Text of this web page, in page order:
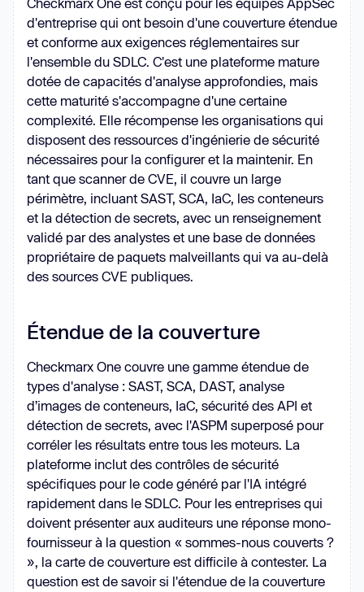
d'entreprise qui ont besoin d'une couverture étendue
et conforme aux exigences réglementaires sur
l'ensemble du SDLC. C'est une plateforme mature
dotée de capacités d'analyse approfondies, mais
cette maturité s'accompagne d'une certaine
complexité. Elle récompense les organisations qui
disposent des ressources d'ingénierie de sécurité
nécessaires pour la configurer et la maintenir. En
tant que scanner de CVE, il couvre un large
périmètre, incluant SAST, SCA, IaC, les conteneurs
et la détection de secrets, avec un renseignement
validé par des analystes et une base de données
propriétaire de paquets malveillants qui va au-delà
des sources CVE publiques.
Étendue de la couverture
Checkmarx One couvre une gamme étendue de
types d'analyse : SAST, SCA, DAST, analyse
d’images de conteneurs, IaC, sécurité des API et
détection de secrets, avec l'ASPM superposé pour
corréler les résultats entre tous les moteurs. La
plateforme inclut des contrôles de sécurité
spécifiques pour le code généré par l'IA intégré
rapidement dans le SDLC. Pour les entreprises qui
doivent présenter aux auditeurs une réponse mono-
fournisseur à la question « sommes-nous couverts ?
», la carte de couverture est difficile à contester. La
question est de savoir si l'étendue de la couverture